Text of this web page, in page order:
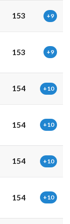
153 +9
153 +9
154 +10
154 +10
154 +10
154 +10